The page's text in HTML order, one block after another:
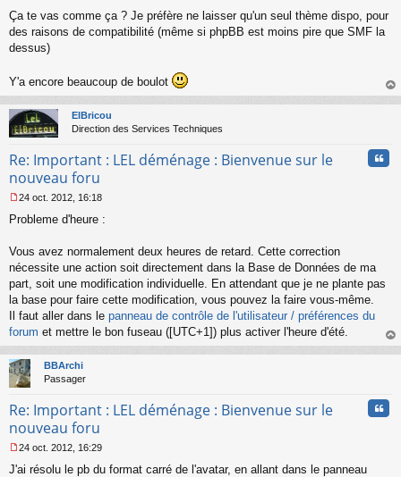
e
s
s
e
n
o
n
l
Ça te vas comme ça ? Je préfère ne laisser qu'un seul thème dispo, pour
des raisons de compatibilité (même si phpBB est moins pire que SMF la
dessus)
Y'a encore beaucoup de boulot
au
ElBricou
Direction des Services Techniques
Re: Important : LEL déménage : Bienvenue sur le
nouveau foru
e
s
a
g
e
n
o
n
u
24 oct. 2012, 16:18
Probleme d'heure :
Vous avez normalement deux heures de retard. Cette correction
nécessite une action soit directement dans la Base de Données de ma
part, soit une modification individuelle. En attendant que je ne plante pas
la base pour faire cette modification, vous pouvez la faire vous-même.
Il faut aller dans le panneau de contrôle de l'utilisateur / préférences du
forum et mettre le bon fuseau ([UTC+1]) plus activer l'heure d'été.
au
BBArchi
Passager
Re: Important : LEL déménage : Bienvenue sur le
nouveau foru
e
24 oct. 2012, 16:29
J'ai résolu le pb du format carré de l'avatar, en allant dans le panneau